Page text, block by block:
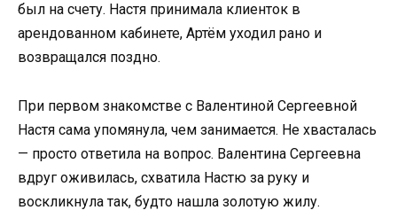
был на счету. Настя принимала клиенток в
арендованном кабинете, Артём уходил рано и
возвращался поздно.
При первом знакомстве с Валентиной Сергеевной
Настя сама упомянула, чем занимается. Не хвасталась
— просто ответила на вопрос. Валентина Сергеевна
вдруг оживилась, схватила Настю за руку и
воскликнула так, будто нашла золотую жилу.